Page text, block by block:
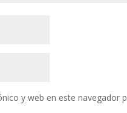
y web en este navegador